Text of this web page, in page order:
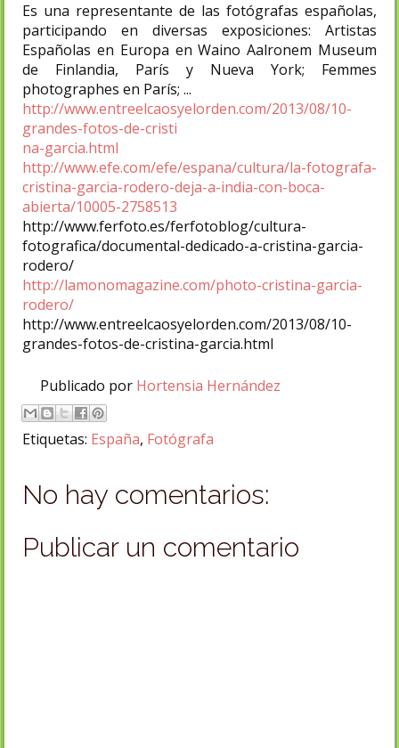
Es una representante de las fotógrafas españolas,
participando en diversas exposiciones: Artistas
Españolas en Europa en Waino Aalronem Museum
de Finlandia, París y Nueva York; Femmes
photographes en París; ...
http://www.entreelcaosyelorden.com/2013/08/10-
grandes-fotos-de-cristi
na-garcia.html
http://www.efe.com/efe/espana/cultura/la-fotografa-
cristina-garcia-rodero-deja-a-india-con-boca-
abierta/10005-2758513
http://www.ferfoto.es/ferfotoblog/cultura-
fotografica/documental-dedicado-a-cristina-garcia-
rodero/
http://lamonomagazine.com/photo-cristina-garcia-
rodero/
http://www.entreelcaosyelorden.com/2013/08/10-
grandes-fotos-de-cristina-garcia.html
Publicado por Hortensia Hernández
Etiquetas: España, Fotógrafa
No hay comentarios:
Publicar un comentario